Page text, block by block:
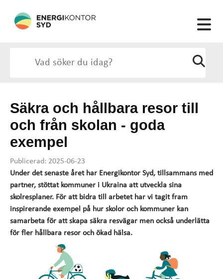
Säkra och hållbara resor till
och från skolan - goda
exempel
Publicerad: 2025-06-23
Under det senaste året har Energikontor Syd, tillsammans med
partner, stöttat kommuner i Ukraina att utveckla sina
skolresplaner. För att bidra till arbetet har vi tagit fram
inspirerande exempel på hur skolor och kommuner kan
samarbeta för att skapa säkra resvägar men också underlätta
för fler hållbara resor och ökad hälsa.